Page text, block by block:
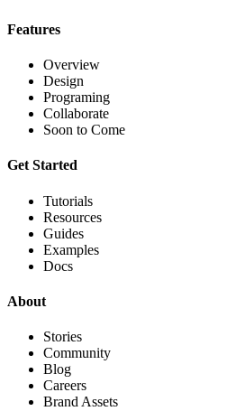
Features
Overview
Design
Programing
Collaborate
Soon to Come
Get Started
Tutorials
Resources
Guides
Examples
Docs
About
Stories
Community
Blog
Careers
Brand Assets